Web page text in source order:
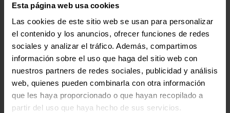
Esta página web usa cookies
Las cookies de este sitio web se usan para personalizar
el contenido y los anuncios, ofrecer funciones de redes
sociales y analizar el tráfico. Además, compartimos
información sobre el uso que haga del sitio web con
nuestros partners de redes sociales, publicidad y análisis
web, quienes pueden combinarla con otra información
que les haya proporcionado o que hayan recopilado a
partir del uso que haya hecho de sus servicios.
Respuesta a: colchones comodos
Tu información:
Nombre (obligatorio):
Correo electrónico (no se publicará) (obligatorio):
Web: